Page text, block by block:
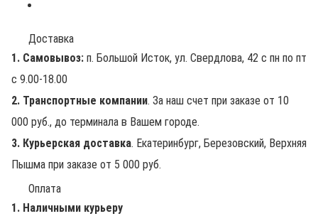
Доставка
1. Самовывоз: п. Большой Исток, ул. Свердлова, 42 с пн по пт
с 9.00-18.00
2. Транспортные компании. За наш счет при заказе от 10
000 руб., до терминала в Вашем городе.
3. Курьерская доставка. Екатеринбург, Березовский, Верхняя
Пышма при заказе от 5 000 руб.
Оплата
1. Наличными курьеру